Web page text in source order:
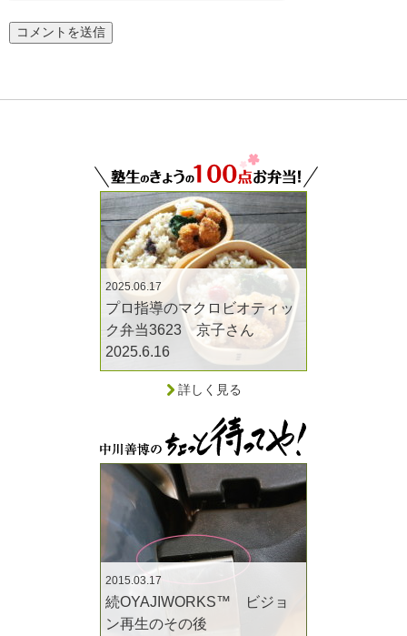
2025.06.17
プロ指導のマクロビオティッ
ク弁当3623 京子さん
2025.6.16
詳しく見る
2015.03.17
続OYAJIWORKS™ ビジョ
ン再生のその後